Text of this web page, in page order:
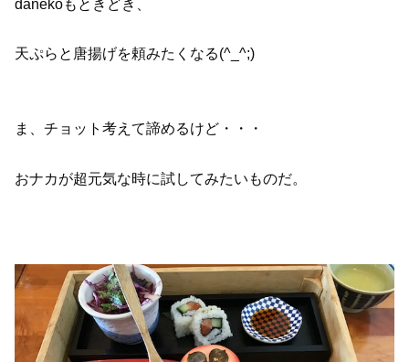
天ぷらと唐揚げを頼みたくなる(^_^;)
ま、チョット考えて諦めるけど・・・
おナカが超元気な時に試してみたいものだ。